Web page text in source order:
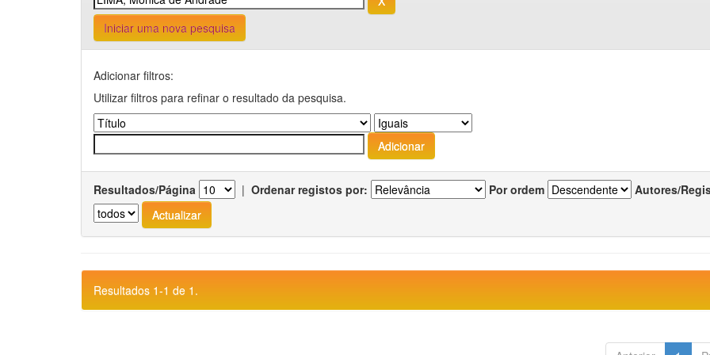
Iniciar uma nova pesquisa
Adicionar filtros:
Utilizar filtros para refinar o resultado da pesquisa.
Resultados/Página | Ordenar registos por: Por ordem Autores/
Resultados 1-1 de 1.